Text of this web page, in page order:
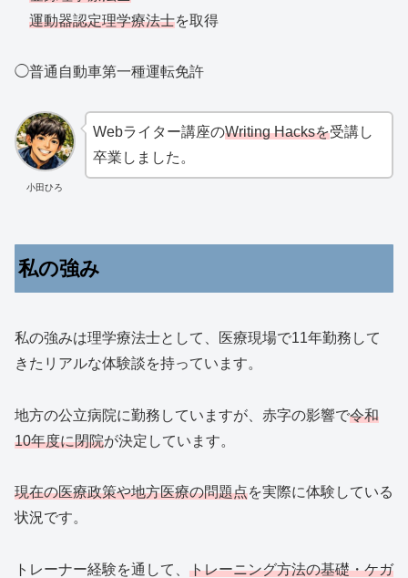
運動器認定理学療法士を取得
◯普通自動車第一種運転免許
小田ひろ
Webライター講座のWriting Hacksを受講し
卒業しました。
私の強み
私の強みは理学療法士として、医療現場で11年勤務して
きたリアルな体験談を持っています。
地方の公立病院に勤務していますが、赤字の影響で令和
10年度に閉院が決定しています。
現在の医療政策や地方医療の問題点を実際に体験している
状況です。
トレーナー経験を通して、 トレーニング方法の基礎・ケガ